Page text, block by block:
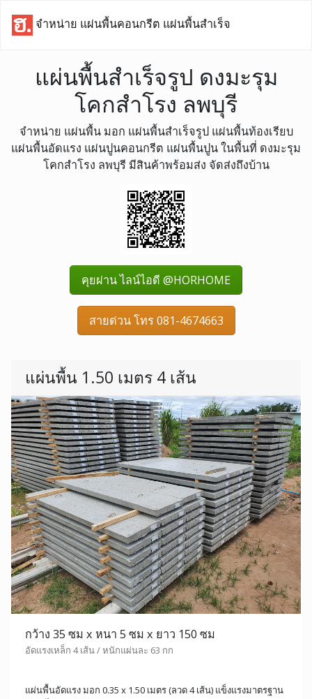
จำหน่าย แผ่นพื้นคอนกรีต แผ่นพื้นสำเร็จ
แผ่นพื้นสำเร็จรูป ดงมะรุม
โคกสำโรง ลพบุรี
จำหน่าย แผ่นพื้น มอก แผ่นพื้นสำเร็จรูป แผ่นพื้นท้องเรียบ
แผ่นพื้นอัดแรง แผ่นปูนคอนกรีต แผ่นพื้นปูน ในพื้นที่ ดงมะรุม
โคกสำโรง ลพบุรี มีสินค้าพร้อมส่ง จัดส่งถึงบ้าน
คุยผ่าน ไลน์ไอดี @HORHOME
สายด่วน โทร 081-4674663
แผ่นพื้น 1.50 เมตร 4 เส้น
กว้าง 35 ซม x หนา 5 ซม x ยาว 150 ซม
อัดแรงเหล็ก 4 เส้น / หนักแผ่นละ 63 กก
แผ่นพื้นอัดแรง มอก 0.35 x 1.50 เมตร (ลวด 4 เส้น) แข็งแรงมาตรฐาน